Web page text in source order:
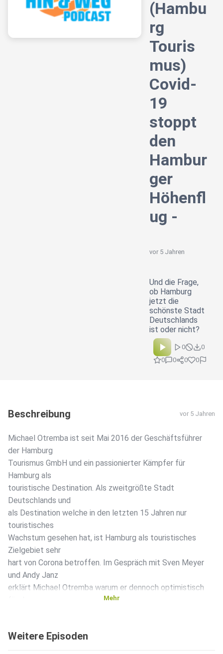
(Hambu
rg
Touris
mus)
Covid-
19
stoppt
den
Hambur
ger
Höhenfl
ug -
vor 5 Jahren
Und die Frage,
ob Hamburg
jetzt die
schönste Stadt
Deutschlands
ist oder nicht?
0
0
0
0 0 0
Beschreibung vor 5 Jahren
Michael Otremba ist seit Mai 2016 der Geschäftsführer
der Hamburg
Tourismus GmbH und ein passionierter Kämpfer für
Hamburg als
touristische Destination. Als zweitgrößte Stadt
Deutschlands und
als Destination welche in den letzten 15 Jahren nur
touristisches
Wachstum gesehen hat, ist Hamburg als touristisches
Zielgebiet sehr
hart von Corona betroffen. Im Gespräch mit Sven Meyer
und Andy Janz
erklärt Michael Otremba warum er dennoch optimistisch
insgesamt bewertet. Ein spannendes Gespräch für
Mehr
Weitere Episoden